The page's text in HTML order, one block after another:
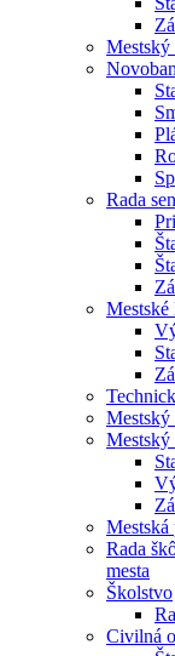
Rada
Mestské
Mestský
Mestská
Rada
mesta
Školstvo
Civilná